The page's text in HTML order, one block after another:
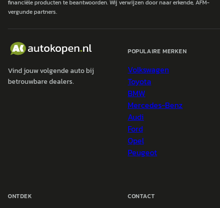
financiële producten te beantwoorden. Wij verwijzen door naar erkende, AFM-
vergunde partners.
Vind jouw volgende auto bij
betrouwbare dealers.
POPULAIRE MERKEN
Volkswagen
Toyota
BMW
Mercedes-Benz
Audi
Ford
Opel
Peugeot
ONTDEK CONTACT